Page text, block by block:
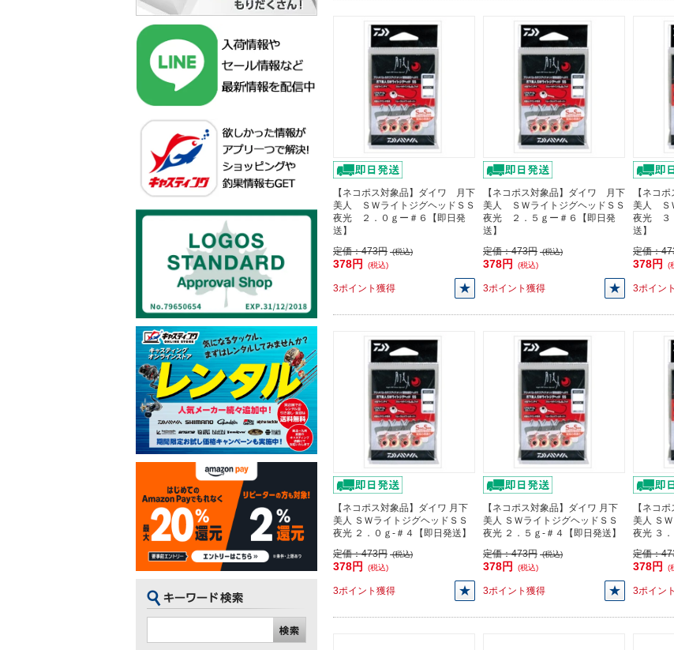
【ネコポス対象品】ダイワ 月下
美人 ＳＷライトジグヘッドＳＳ
夜光 ２．０ｇー＃６【即日発
送】
定価：473円 (税込)
378円 (税込)
3ポイント獲得
【ネコポス対象品】ダイワ 月下
美人 ＳＷライトジグヘッドＳＳ
夜光 ２．５ｇー＃６【即日発
送】
定価：473円 (税込)
378円 (税込)
3ポイント獲得
【ネコ
美人 Ｓ
夜光 ３
送】
定価：
378円 (
3ポイン
【ネコポス対象品】ダイワ 月下
美人 ＳＷライトジグヘッドＳＳ
夜光 ２．０ｇ-＃４【即日発送】
定価：473円 (税込)
378円 (税込)
3ポイント獲得
【ネコポス対象品】ダイワ 月下
美人 ＳＷライトジグヘッドＳＳ
夜光 ２．５ｇ-＃４【即日発送】
定価：473円 (税込)
378円 (税込)
3ポイント獲得
【ネコ
美人 Ｓ
夜光 ３
定価：
378円 (
3ポイン